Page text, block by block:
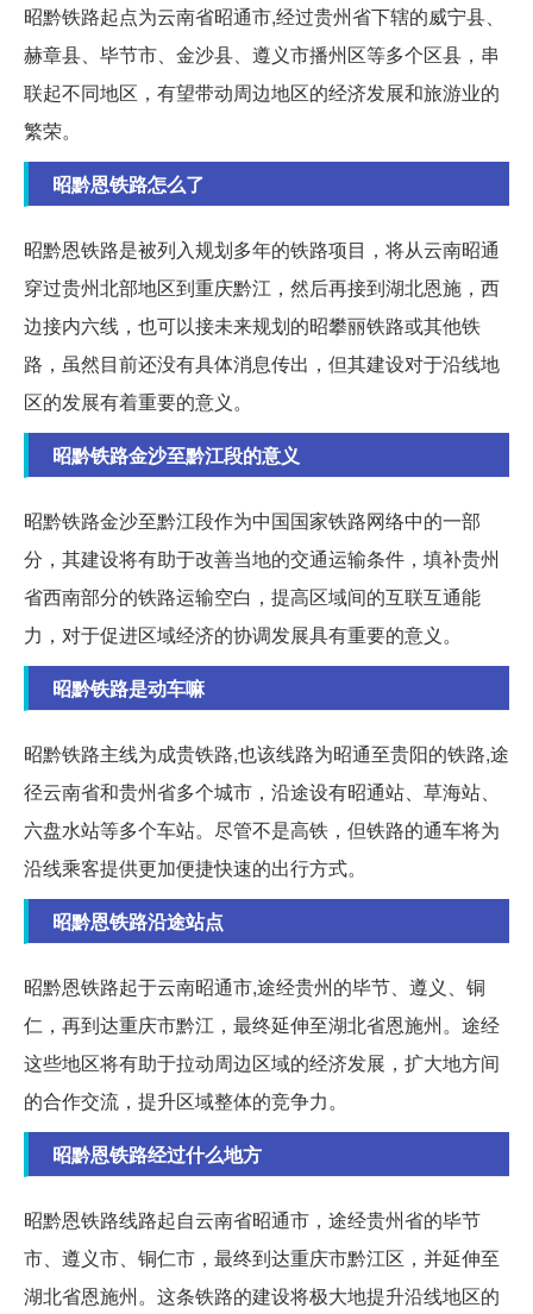
昭黔铁路起点为云南省昭通市,经过贵州省下辖的威宁县、
赫章县、毕节市、金沙县、遵义市播州区等多个区县，串
联起不同地区，有望带动周边地区的经济发展和旅游业的
繁荣。
昭黔恩铁路怎么了
昭黔恩铁路是被列入规划多年的铁路项目，将从云南昭通
穿过贵州北部地区到重庆黔江，然后再接到湖北恩施，西
边接内六线，也可以接未来规划的昭攀丽铁路或其他铁
路，虽然目前还没有具体消息传出，但其建设对于沿线地
区的发展有着重要的意义。
昭黔铁路金沙至黔江段的意义
昭黔铁路金沙至黔江段作为中国国家铁路网络中的一部
分，其建设将有助于改善当地的交通运输条件，填补贵州
省西南部分的铁路运输空白，提高区域间的互联互通能
力，对于促进区域经济的协调发展具有重要的意义。
昭黔铁路是动车嘛
昭黔铁路主线为成贵铁路,也该线路为昭通至贵阳的铁路,途
径云南省和贵州省多个城市，沿途设有昭通站、草海站、
六盘水站等多个车站。尽管不是高铁，但铁路的通车将为
沿线乘客提供更加便捷快速的出行方式。
昭黔恩铁路沿途站点
昭黔恩铁路起于云南昭通市,途经贵州的毕节、遵义、铜
仁，再到达重庆市黔江，最终延伸至湖北省恩施州。途经
这些地区将有助于拉动周边区域的经济发展，扩大地方间
的合作交流，提升区域整体的竞争力。
昭黔恩铁路经过什么地方
昭黔恩铁路线路起自云南省昭通市，途经贵州省的毕节
市、遵义市、铜仁市，最终到达重庆市黔江区，并延伸至
湖北省恩施州。这条铁路的建设将极大地提升沿线地区的